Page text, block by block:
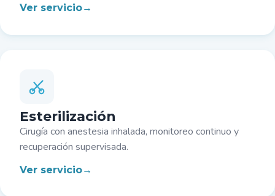
Ver servicio
Esterilización
Cirugía con anestesia inhalada, monitoreo continuo y
recuperación supervisada.
Ver servicio